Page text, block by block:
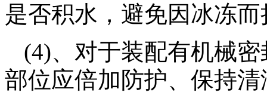
是否积水，避免因冰冻而
(4)、对于装配有机械
部位应倍加防护、保持清